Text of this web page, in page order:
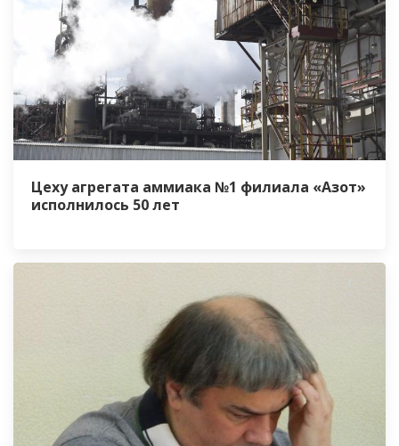
Цеху агрегата аммиака №1 филиала «Азот»
исполнилось 50 лет